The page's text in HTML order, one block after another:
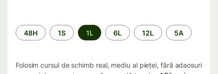
Perioada
48H 1S 1L 6L 12L 5A
Folosim cursul de schimb real, mediu al pieței, fără adaosuri